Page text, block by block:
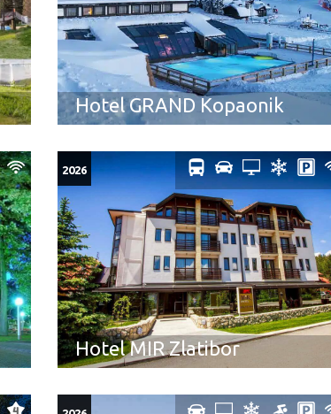
Hotel GRAND Kopaonik
Hotel MIR Zlatibor
2026